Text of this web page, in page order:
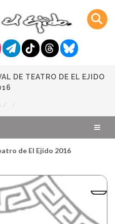
DE TEATRO DE EL EJIDO
de El Ejido 2016